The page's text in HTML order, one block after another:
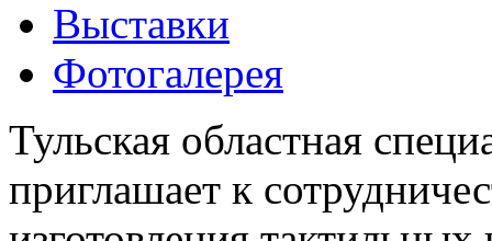
Выставки
Фотогалерея
Тульская областная
приглашает к